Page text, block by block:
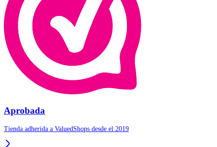
Aprobada
Tienda adherida a ValuedShops desde el 2019